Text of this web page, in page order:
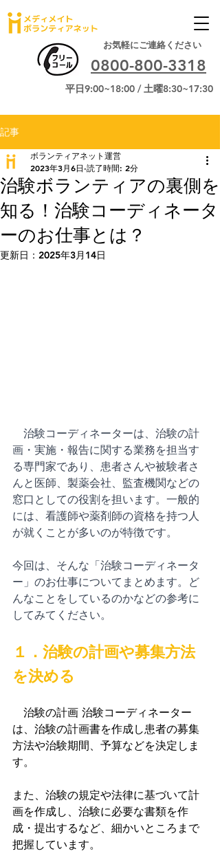
お気軽にご連絡ください
0800-800-3318
平日9:00~18:00 / 土曜8:30~17:30
記事
治験ボランティアの裏側を
知る！治験コーディネータ
ーのお仕事とは？
ボランティアネット運営
2023年3月6日 読了時間: 2分
更新日： 2025年3月14日
治験コーディネーターは、治験の計
画・実施・報告に関する業務を担当す
る専門家であり、患者さんや被験者さ
んと医師、製薬会社、監査機関などの
窓口としての役割を担います。一般的
には、看護師や薬剤師の資格を持つ人
が就くことが多いのが特徴です。
今回は、そんな「治験コーディネータ
ー」のお仕事についてまとめます。ど
んなことをしているのかなどの参考に
してみてください。
１．治験の計画や募集方法
を決める
治験の計画 治験コーディネーター
は、治験の計画書を作成し患者の募集
方法や治験期間、予算などを決定しま
す。
また、治験の規定や法律に基づいて計
画を作成し、治験に必要な書類を作
成・提出するなど、細かいところまで
把握しています。